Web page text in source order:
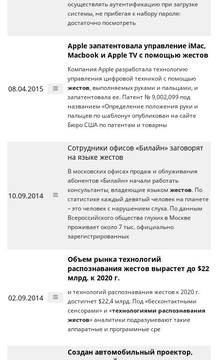
осуществлять аутентификацию при загрузке
системы, не прибегая к набору пароля:
достаточно посмотреть
08.04.2015
Apple запатентовала управление iMac,
Macbook и Apple TV с помощью жестов
Компания Apple разработала технологию
управления цифровой техникой с помощью
жестов, выполняемых руками и пальцами, и
запатентовала ее. Патент № 9,002,099 под
названием «Определение положения руки и
пальцев по шаблону» опубликован на сайте
Бюро США по патентам и товарны
10.09.2014
Сотрудники офисов «Билайн» заговорят
на языке жестов
В московских офисах продаж и облуживания
абонентов «Билайн» начали работать
консультанты, владеющие языком жестов. По
статистике каждый девятый человек на планете
– это человек с нарушением слуха. По данным
Всероссийского общества глухих в Москве
проживает около 7 тыс. официально
зарегистрированных
02.09.2014
Объем рынка технологий
распознавания жестов вырастет до $22
млрд. к 2020 г.
и технологий распознавания жестов к 2020 г.
достигнет $22,4 млрд. Под «бесконтактными
сенсорами» и «технологиями распознавания
жестов» аналитики подразумевают такие
аппаратные и программные сре
Создан автомобильный проектор,